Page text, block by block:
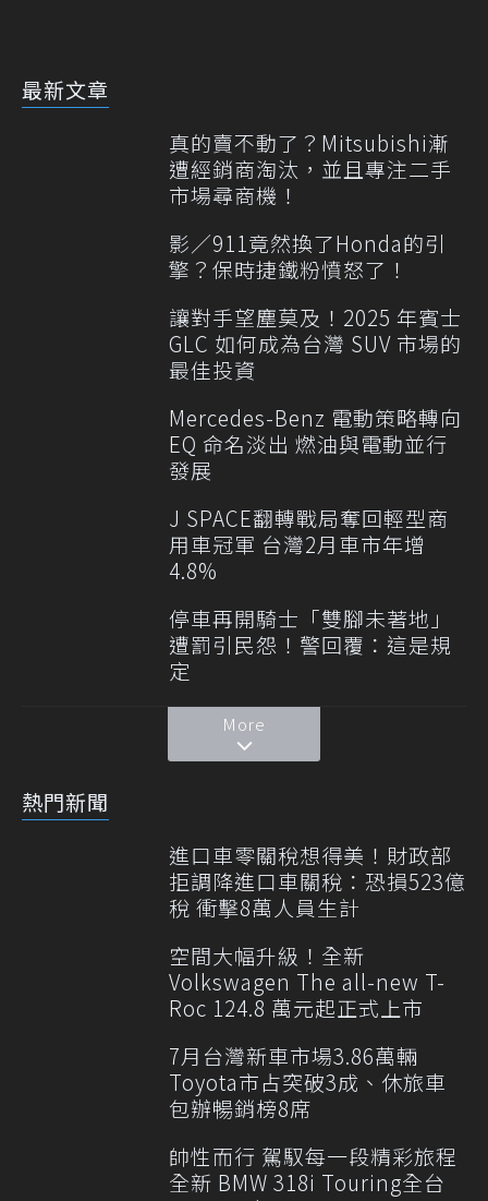
最新文章
真的賣不動了？Mitsubishi漸
遭經銷商淘汰，並且專注二手
市場尋商機！
影／911竟然換了Honda的引
擎？保時捷鐵粉憤怒了！
讓對手望塵莫及！2025 年賓士
GLC 如何成為台灣 SUV 市場的
最佳投資
Mercedes-Benz 電動策略轉向
EQ 命名淡出 燃油與電動並行
發展
J SPACE翻轉戰局奪回輕型商
用車冠軍 台灣2月車市年增
4.8%
停車再開騎士「雙腳未著地」
遭罰引民怨！警回覆：這是規
定
More
熱門新聞
進口車零關稅想得美！財政部
拒調降進口車關稅：恐損523億
稅 衝擊8萬人員生計
空間大幅升級！全新
Volkswagen The all-new T-
Roc 124.8 萬元起正式上市
7月台灣新車市場3.86萬輛
Toyota市占突破3成、休旅車
包辦暢銷榜8席
帥性而行 駕馭每一段精彩旅程
全新 BMW 318i Touring全台